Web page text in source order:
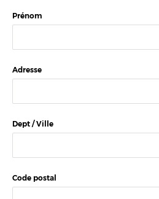
Prénom
Adresse
Dept / Ville
Code postal